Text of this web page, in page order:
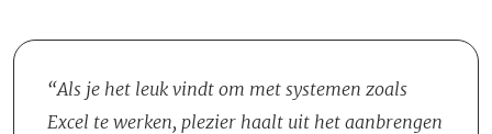
team wordt intensief samengewerkt, waarbij de wekelijkse
ochtendstart op maandag zorgt voor een goede onderlinge
afstemming over de lopende projecten. Naast je team heb je
deze vacature wordt niet op prijs gesteld.
Als je het leuk vindt om met systemen zoals
Excel te werken, plezier haalt uit het aanbrengen